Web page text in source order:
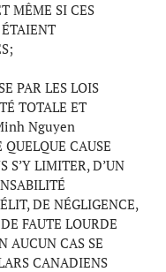
MÊME SI CES
PAR LES LOIS
TOTALE ET
Nguyen
CAUSE
S’Y LIMITER, D’UN
DE NÉGLIGENCE,
FAUTE LOURDE
AUCUN CAS SE
CANADIENS